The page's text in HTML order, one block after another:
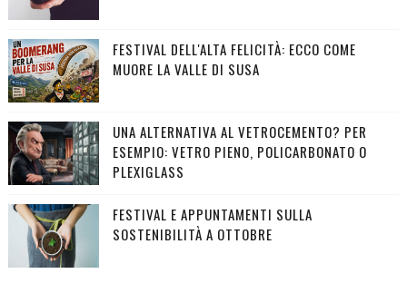
FESTIVAL DELL'ALTA FELICITÀ: ECCO COME
MUORE LA VALLE DI SUSA
UNA ALTERNATIVA AL VETROCEMENTO? PER
ESEMPIO: VETRO PIENO, POLICARBONATO O
PLEXIGLASS
FESTIVAL E APPUNTAMENTI SULLA
SOSTENIBILITÀ A OTTOBRE